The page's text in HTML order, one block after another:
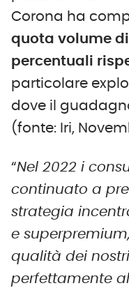
Corona ha
quota volume
percentuali
particolare
dove il
(fonte: Iri,
“Nel 2022 i
continuato a
strategia
e
qualità dei
perfettamente